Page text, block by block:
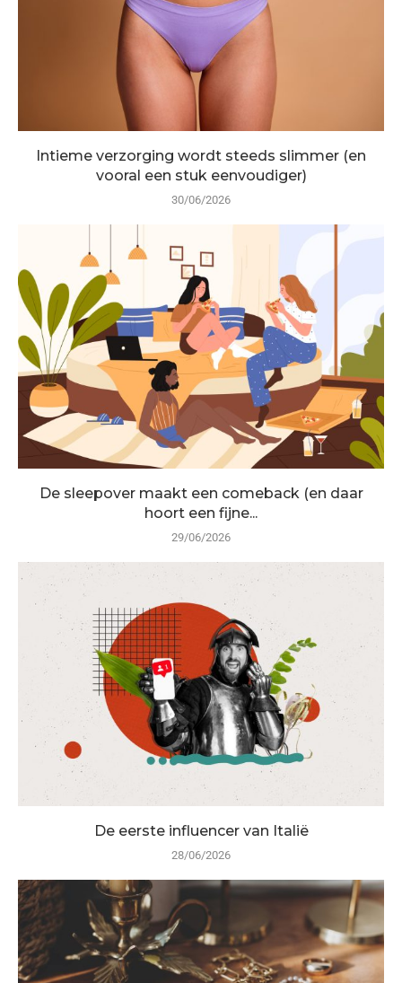
Intieme verzorging wordt steeds slimmer (en
vooral een stuk eenvoudiger)
30/06/2026
De sleepover maakt een comeback (en daar
hoort een fijne...
29/06/2026
De eerste influencer van Italië
28/06/2026